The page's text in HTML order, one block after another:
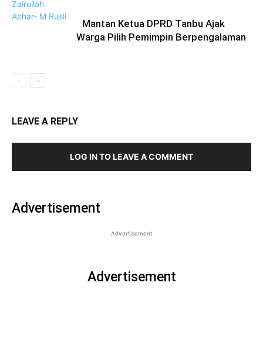
Mantan Ketua DPRD Tanbu Ajak
Warga Pilih Pemimpin Berpengalaman
LEAVE A REPLY
LOG IN TO LEAVE A COMMENT
Advertisement
Advertisement
Advertisement